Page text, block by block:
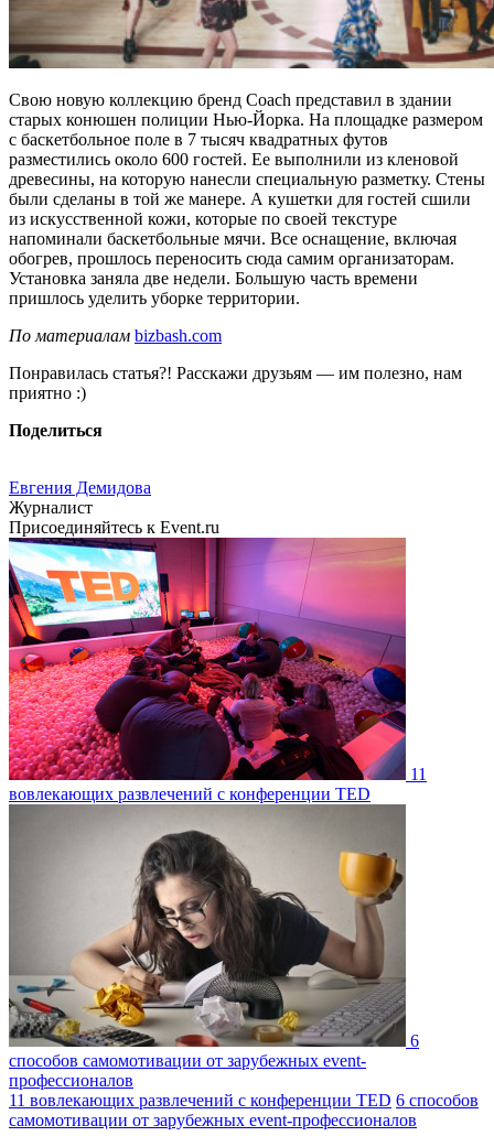
Свою новую коллекцию бренд Coach представил в здании
старых конюшен полиции Нью-Йорка. На площадке размером
с баскетбольное поле в 7 тысяч квадратных футов
разместились около 600 гостей. Ее выполнили из кленовой
древесины, на которую нанесли специальную разметку. Стены
были сделаны в той же манере. А кушетки для гостей сшили
из искусственной кожи, которые по своей текстуре
напоминали баскетбольные мячи. Все оснащение, включая
обогрев, прошлось переносить сюда самим организаторам.
Установка заняла две недели. Большую часть времени
пришлось уделить уборке территории.
По материалам bizbash.com
Понравилась статья?! Расскажи друзьям — им полезно, нам
приятно :)
Поделиться
Евгения Демидова
Журналист
Присоединяйтесь к Event.ru
11
вовлекающих развлечений с конференции TED
6
способов самомотивации от зарубежных event-
профессионалов
11 вовлекающих развлечений с конференции TED 6 способов
самомотивации от зарубежных event-профессионалов